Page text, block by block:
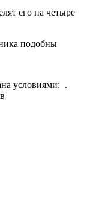
его на четыре
подобны
условиями: .